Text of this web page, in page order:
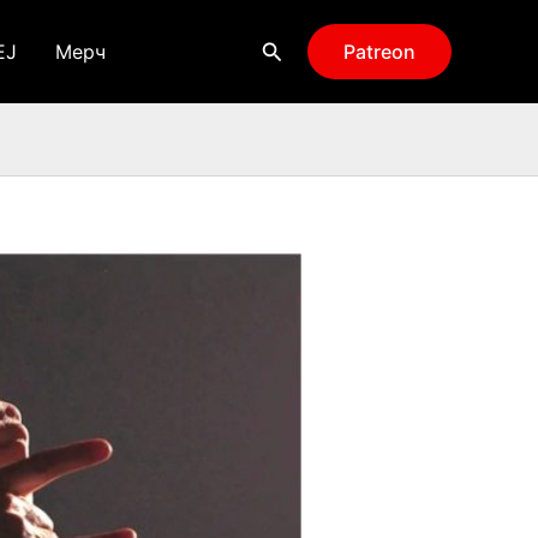
Мерч Поиск Patreon